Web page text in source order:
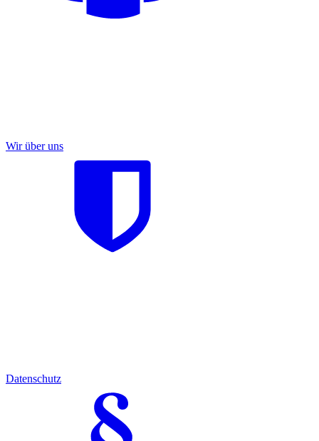
Wir über uns
Datenschutz